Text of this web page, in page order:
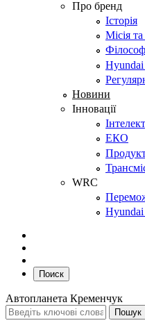
Про бренд
Історія
Місія
Hyundai
Новини
Інновації
ЕКО
WRC
Поиск
Автопланета Кременчук